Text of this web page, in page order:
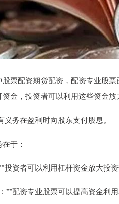
票配资期货配资，配资专业股
金，投资者可以利用这些资金放
务在盈利时向股东支付股息。
于：
资者可以利用杠杆资金放大投资
**配资专业股票可以提高资金利